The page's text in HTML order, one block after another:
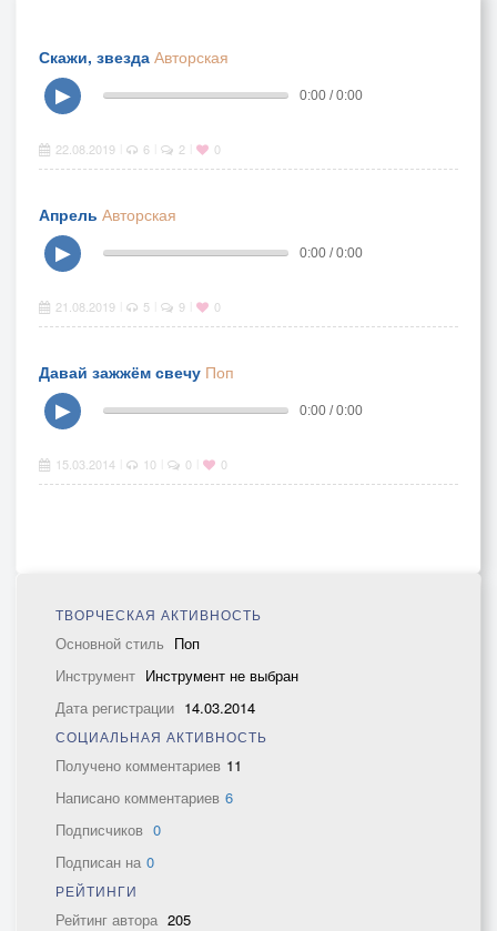
Скажи, звезда Авторская
▶
0:00 / 0:00
22.08.2019 6 2 0
Апрель Авторская
▶
0:00 / 0:00
21.08.2019 5 9 0
Давай зажжём свечу Поп
▶
0:00 / 0:00
15.03.2014 10 0 0
ТВОРЧЕСКАЯ АКТИВНОСТЬ
Основной стиль Поп
Инструмент Инструмент не выбран
Дата регистрации 14.03.2014
СОЦИАЛЬНАЯ АКТИВНОСТЬ
Получено комментариев 11
Написано комментариев 6
Подписчиков 0
Подписан на 0
РЕЙТИНГИ
Рейтинг автора 205